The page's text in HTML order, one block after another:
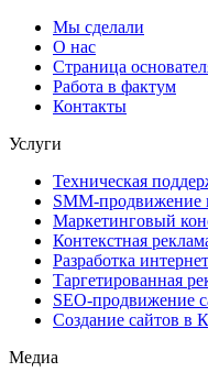
Мы сделали
О нас
Страница
Работа в фактум
Контакты
Услуги
Техническая
SMM-продвижение
Маркетинговый
Контекстная
Разработка
Таргетированная
SEO-продвижение
Создание сайтов в
Медиа